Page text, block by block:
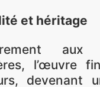
et héritage
aux
l’œuvre
devenant